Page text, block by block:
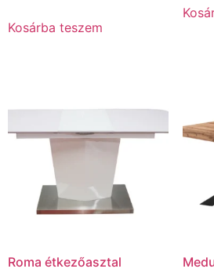
Kosárba teszem
Roma étkezőasztal